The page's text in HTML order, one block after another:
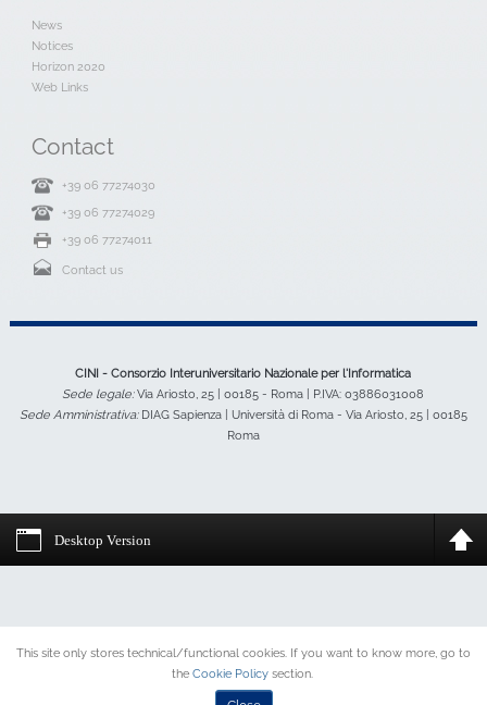
News
Notices
Horizon 2020
Web Links
Contact
+39 06 77274030
+39 06 77274029
+39 06 77274011
Contact us
CINI - Consorzio Interuniversitario Nazionale per l'Informatica
Sede legale:Via Ariosto, 25 | 00185 - Roma | P.IVA: 03886031008
Sede Amministrativa:DIAG Sapienza | Università di Roma - Via Ariosto, 25 | 00185
Roma
Desktop Version
This site only stores technical/functional cookies. If you want to know more, go to
the Cookie Policysection.